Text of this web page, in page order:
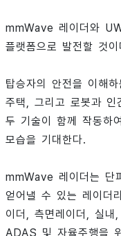
mmWave 레이더와
플랫폼으로 발전할 것이
탑승자의 안전을 이해
주택, 그리고 로봇과 인
두 기술이 함께 작동하
모습을 기대한다.
mmWave 레이더는 단
얻어낼 수 있는 레이더
이더, 측면레이더, 실내
ADAS 및 자율주행을